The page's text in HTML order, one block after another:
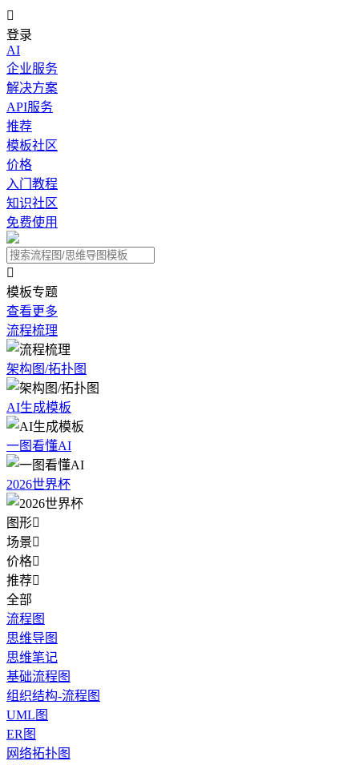

登录
AI
企业服务
解决方案
API服务
推荐
模板社区
价格
入门教程
知识社区
免费使用

模板专题
查看更多
流程梳理
架构图/拓扑图
AI生成模板
一图看懂AI
2026世界杯
图形
场景
价格
推荐
全部
流程图
思维导图
思维笔记
基础流程图
组织结构-流程图
UML图
ER图
网络拓扑图